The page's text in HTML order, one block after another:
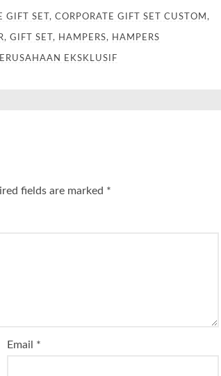
GIFT SET , CORPORATE GIFT SET CUSTOM ,
, GIFT SET , HAMPERS, HAMPERS
EKSKLUSIF
fields are marked *
Email *